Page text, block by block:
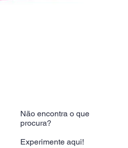
Não encontra o que
procura?
Experimente aqui!